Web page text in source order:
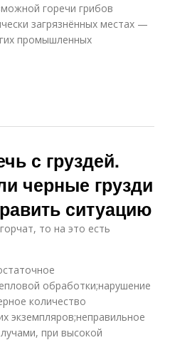
горечи грибов
загрязнённых местах —
промышленных
с груздей.
черные грузди
ситуацию
то на это есть
обработки;нарушение
количество
экземпляров;неправильное
при высокой